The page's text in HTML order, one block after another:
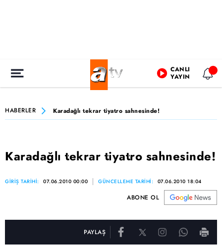
CANLI
YAYIN
HABERLER Karadağlı tekrar tiyatro sahnesinde!
Karadağlı tekrar tiyatro sahnesinde!
GİRİŞ TARİHİ: 07.06.2010 00:00 GÜNCELLEME TARİHİ: 07.06.2010 18:04
ABONE OL
PAYLAŞ